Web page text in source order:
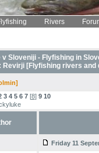
Rivers
v Sloveniji - Flyfishing in
Revirji [Flyfishing rivers and
3 4 5 6 7[8] 9 10
Friday 11